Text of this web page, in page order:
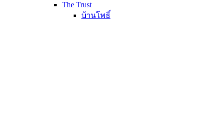
The Trust
บ้านโพธิ์